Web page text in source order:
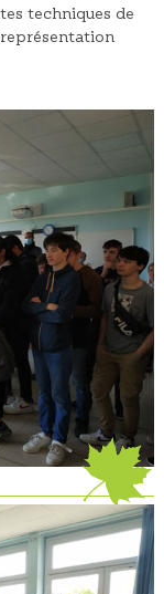
techniques de